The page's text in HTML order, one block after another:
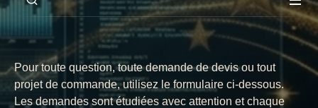
Pour toute question, toute demande de devis ou tout
projet de commande, utilisez le formulaire ci-dessous.
Les demandes sont étudiées avec attention et chaque